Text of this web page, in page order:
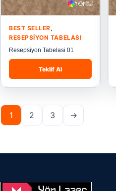
BEST SELLER,
RESEPSIYON TABELASI
Resepsiyon Tabelasi 01
Teklif Al
1 2 3 →